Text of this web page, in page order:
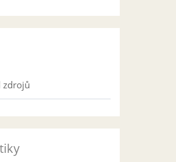
zdrojů